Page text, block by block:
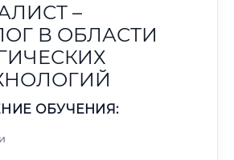
–
В ОБЛАСТИ
ОБУЧЕНИЯ: